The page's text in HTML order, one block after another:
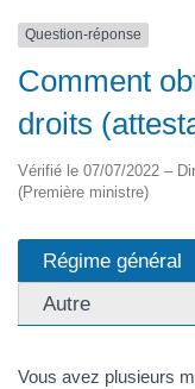
Question-réponse
Comment
droits
Vérifié le 07/07/2022 –
(Première ministre)
Régime général
Autre
Vous avez plusieurs